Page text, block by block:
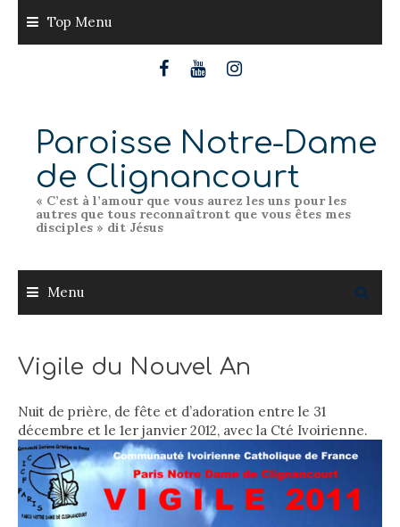
content
Top Menu
Paroisse Notre-Dame
de Clignancourt
« C’est à l’amour que vous aurez les uns pour les
autres que tous reconnaîtront que vous êtes mes
disciples » dit Jésus
Menu
Vigile du Nouvel An
Nuit de prière, de fête et d’adoration entre le 31
décembre et le 1er janvier 2012, avec la Cté Ivoirienne.